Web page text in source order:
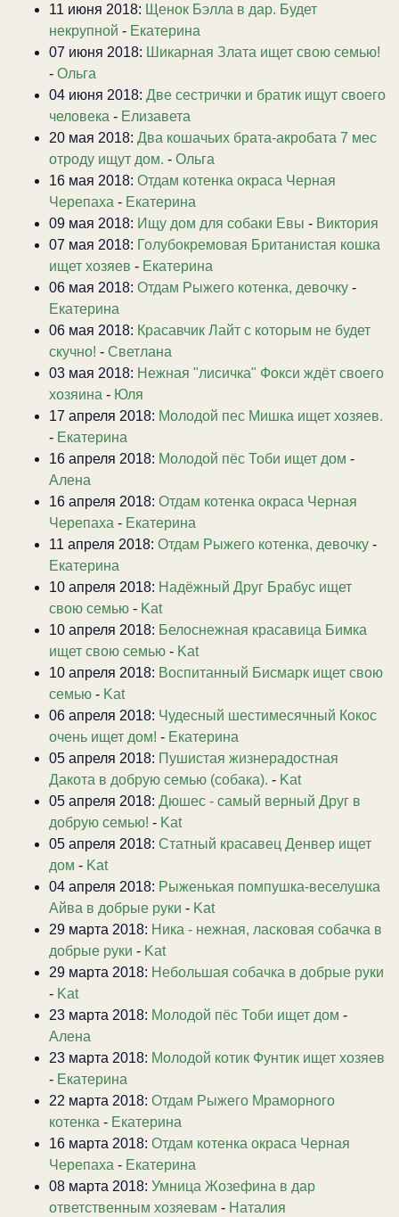
11 июня 2018: Щенок Бэлла в дар. Будет
некрупной - Екатерина
07 июня 2018: Шикарная Злата ищет свою семью!
- Ольга
04 июня 2018: Две сестрички и братик ищут своего
человека - Елизавета
20 мая 2018: Два кошачьих брата-акробата 7 мес
отроду ищут дом. - Ольга
16 мая 2018: Отдам котенка окраса Черная
Черепаха - Екатерина
09 мая 2018: Ищу дом для собаки Евы - Виктория
07 мая 2018: Голубокремовая Британистая кошка
ищет хозяев - Екатерина
06 мая 2018: Отдам Рыжего котенка, девочку -
Екатерина
06 мая 2018: Красавчик Лайт с которым не будет
скучно! - Светлана
03 мая 2018: Нежная "лисичка" Фокси ждёт своего
хозяина - Юля
17 апреля 2018: Молодой пес Мишка ищет хозяев.
- Екатерина
16 апреля 2018: Молодой пёс Тоби ищет дом -
Алена
16 апреля 2018: Отдам котенка окраса Черная
Черепаха - Екатерина
11 апреля 2018: Отдам Рыжего котенка, девочку -
Екатерина
10 апреля 2018: Надёжный Друг Брабус ищет
свою семью - Kat
10 апреля 2018: Белоснежная красавица Бимка
ищет свою семью - Kat
10 апреля 2018: Воспитанный Бисмарк ищет свою
семью - Kat
06 апреля 2018: Чудесный шестимесячный Кокос
очень ищет дом! - Екатерина
05 апреля 2018: Пушистая жизнерадостная
Дакота в добрую семью (собака). - Kat
05 апреля 2018: Дюшес - самый верный Друг в
добрую семью! - Kat
05 апреля 2018: Статный красавец Денвер ищет
дом - Kat
04 апреля 2018: Рыженькая помпушка-веселушка
Айва в добрые руки - Kat
29 марта 2018: Ника - нежная, ласковая собачка в
добрые руки - Kat
29 марта 2018: Небольшая собачка в добрые руки
- Kat
23 марта 2018: Молодой пёс Тоби ищет дом -
Алена
23 марта 2018: Молодой котик Фунтик ищет хозяев
- Екатерина
22 марта 2018: Отдам Рыжего Мраморного
котенка - Екатерина
16 марта 2018: Отдам котенка окраса Черная
Черепаха - Екатерина
08 марта 2018: Умница Жозефина в дар
ответственным хозяевам - Наталия